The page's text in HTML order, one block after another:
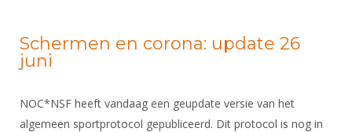
Schermen en corona: update 26
juni
NOC*NSF heeft vandaag een geupdate versie van het
algemeen sportprotocol gepubliceerd. Dit protocol is nog in